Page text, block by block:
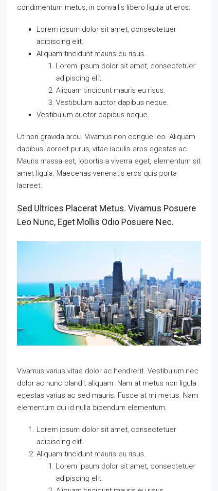
condimentum metus, in convallis libero ligula ut eros.
Lorem ipsum dolor sit amet, consectetuer
adipiscing elit.
Aliquam tincidunt mauris eu risus.
Lorem ipsum dolor sit amet, consectetuer
adipiscing elit.
Aliquam tincidunt mauris eu risus.
Vestibulum auctor dapibus neque.
Vestibulum auctor dapibus neque.
Ut non gravida arcu. Vivamus non congue leo. Aliquam
dapibus laoreet purus, vitae iaculis eros egestas ac.
Mauris massa est, lobortis a viverra eget, elementum sit
amet ligula. Maecenas venenatis eros quis porta
laoreet.
Sed Ultrices Placerat Metus. Vivamus Posuere
Leo Nunc, Eget Mollis Odio Posuere Nec.
Vivamus varius vitae dolor ac hendrerit. Vestibulum nec
dolor ac nunc blandit aliquam. Nam at metus non ligula
egestas varius ac sed mauris. Fusce at mi metus. Nam
elementum dui id nulla bibendum elementum.
Lorem ipsum dolor sit amet, consectetuer
adipiscing elit.
Aliquam tincidunt mauris eu risus.
Lorem ipsum dolor sit amet, consectetuer
adipiscing elit.